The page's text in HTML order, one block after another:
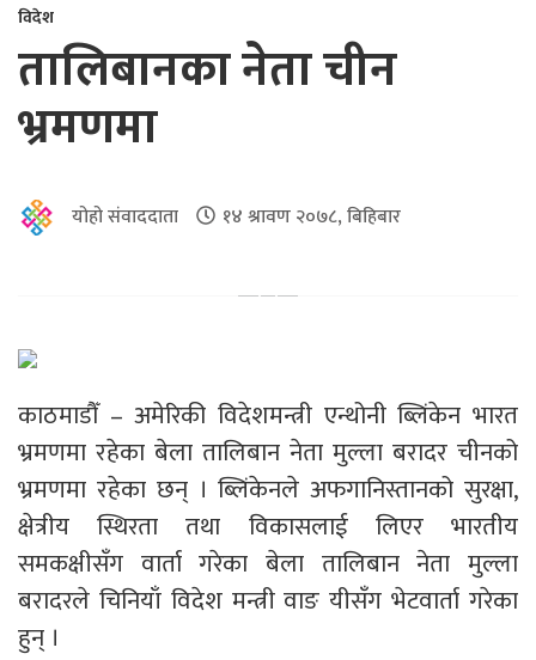
विदेश
तालिबानका नेता चीन
भ्रमणमा
योहो संवाददाता १४ श्रावण २०७८, बिहिबार
काठमाडौँ – अमेरिकी विदेशमन्त्री एन्थोनी ब्लिंकेन भारत
भ्रमणमा रहेका बेला तालिबान नेता मुल्ला बरादर चीनको
भ्रमणमा रहेका छन् । ब्लिंकेनले अफगानिस्तानको सुरक्षा,
क्षेत्रीय स्थिरता तथा विकासलाई लिएर भारतीय
समकक्षीसँग वार्ता गरेका बेला तालिबान नेता मुल्ला
बरादरले चिनियाँ विदेश मन्त्री वाङ यीसँग भेटवार्ता गरेका
हुन् ।